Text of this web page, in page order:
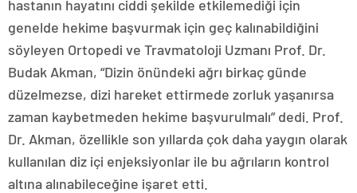
hastanın hayatını ciddi şekilde etkilemediği için
genelde hekime başvurmak için geç kalınabildiğini
söyleyen Ortopedi ve Travmatoloji Uzmanı Prof. Dr.
Budak Akman, “Dizin önündeki ağrı birkaç günde
düzelmezse, dizi hareket ettirmede zorluk yaşanırsa
zaman kaybetmeden hekime başvurulmalı” dedi. Prof.
Dr. Akman, özellikle son yıllarda çok daha yaygın olarak
kullanılan diz içi enjeksiyonlar ile bu ağrıların kontrol
altına alınabileceğine işaret etti.